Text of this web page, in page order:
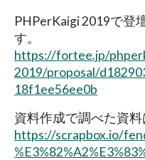
PHPerKaigi 2019で登
す。
https://fortee.jp/
2019/proposal/
18f1ee56ee0b
資料作成で調べた資料
https://scrapbox.io/